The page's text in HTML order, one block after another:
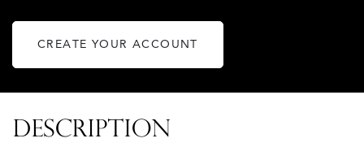
CREATE YOUR ACCOUNT
DESCRIPTION